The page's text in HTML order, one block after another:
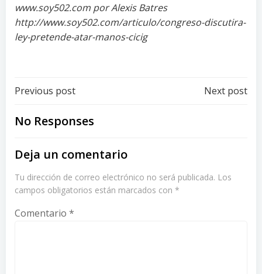
www.soy502.com por Alexis Batres
http://www.soy502.com/articulo/congreso-discutira-
ley-pretende-atar-manos-cicig
Post
navigation
Previous post Next post
No Responses
Deja un comentario
Tu dirección de correo electrónico no será publicada. Los
campos obligatorios están marcados con *
Comentario *